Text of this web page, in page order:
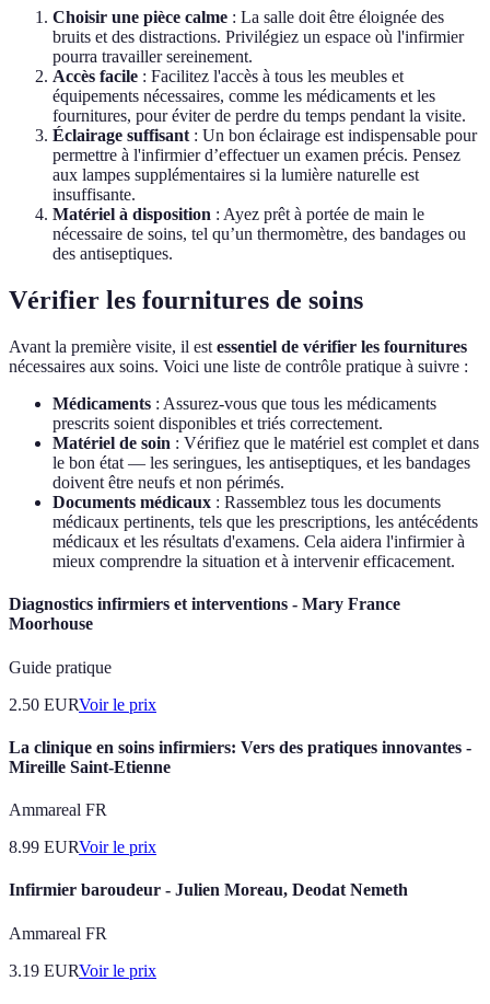
Choisir une pièce calme : La salle doit être éloignée des
bruits et des distractions. Privilégiez un espace où l'infirmier
pourra travailler sereinement.
Accès facile : Facilitez l'accès à tous les meubles et
équipements nécessaires, comme les médicaments et les
fournitures, pour éviter de perdre du temps pendant la visite.
Éclairage suffisant : Un bon éclairage est indispensable pour
permettre à l'infirmier d’effectuer un examen précis. Pensez
aux lampes supplémentaires si la lumière naturelle est
insuffisante.
Matériel à disposition : Ayez prêt à portée de main le
nécessaire de soins, tel qu’un thermomètre, des bandages ou
des antiseptiques.
Vérifier les fournitures de soins
Avant la première visite, il est essentiel de vérifier les fournitures
nécessaires aux soins. Voici une liste de contrôle pratique à suivre :
Médicaments : Assurez-vous que tous les médicaments
prescrits soient disponibles et triés correctement.
Matériel de soin : Vérifiez que le matériel est complet et dans
le bon état — les seringues, les antiseptiques, et les bandages
doivent être neufs et non périmés.
Documents médicaux : Rassemblez tous les documents
médicaux pertinents, tels que les prescriptions, les antécédents
médicaux et les résultats d'examens. Cela aidera l'infirmier à
mieux comprendre la situation et à intervenir efficacement.
Diagnostics infirmiers et interventions - Mary France
Moorhouse
Guide pratique
2.50 EURVoir le prix
La clinique en soins infirmiers: Vers des pratiques innovantes -
Mireille Saint-Etienne
Ammareal FR
8.99 EURVoir le prix
Infirmier baroudeur - Julien Moreau, Deodat Nemeth
Ammareal FR
3.19 EURVoir le prix